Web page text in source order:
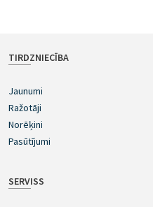
TIRDZNIECĪBA
Jaunumi
Ražotāji
Norēķini
Pasūtījumi
SERVISS